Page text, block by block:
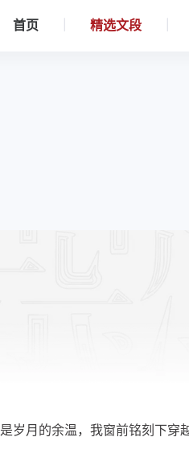
首页 精选文段
岁月的余温，我窗前铭刻下